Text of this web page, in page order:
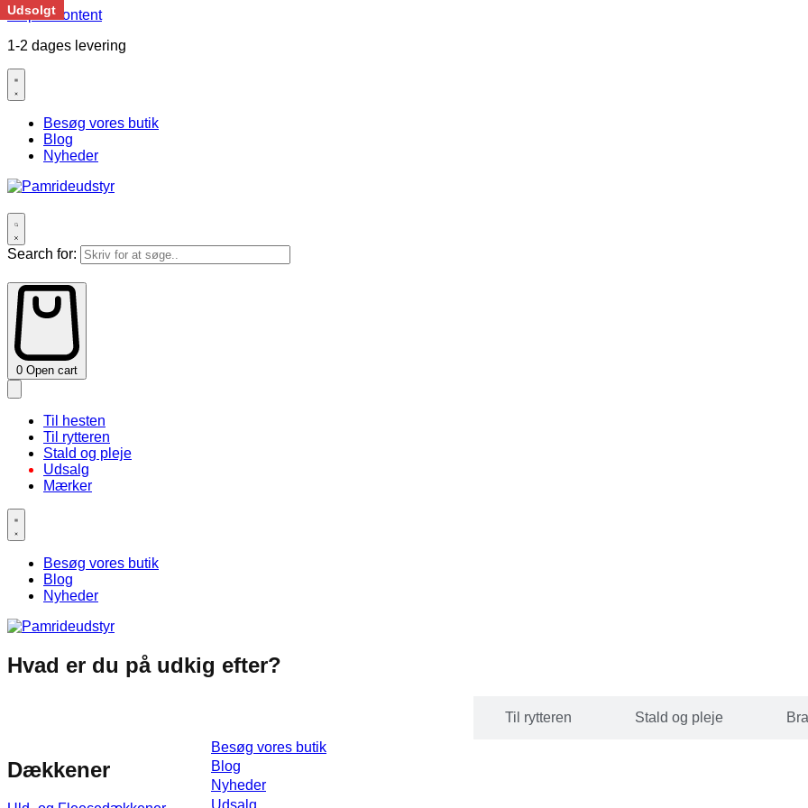
Skip to content
1-2 dages levering
Besøg vores butik
Blog
Nyheder
Search for:
0 Open cart
Til hesten
Til rytteren
Stald og pleje
Udsalg
Mærker
Besøg vores butik
Blog
Nyheder
Hvad er du på udkig efter?
Til rytteren Stald og pleje
Dækkener
Besøg vores butik
Blog
Nyheder
Udsalg
Udsolgt